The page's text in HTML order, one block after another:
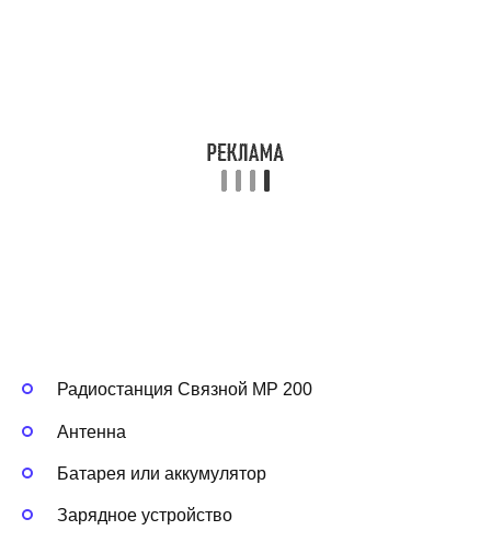
Радиостанция Связной МР 200
Антенна
Батарея или аккумулятор
Зарядное устройство